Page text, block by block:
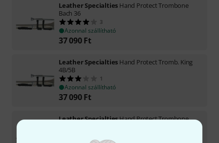
Leather Specialties Hand Protect Trombone
Bach 36
3
Azonnal szállítható
37 090 Ft
Leather Specialties Hand Protect Tromb. King
4B/5B
1
Azonnal szállítható
37 090 Ft
Leather SpecialtiesHand Protect Trombone